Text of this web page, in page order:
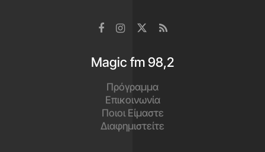
Magic fm 98,2
Πρόγραμμα
Επικοινωνία
Ποιοι Είμαστε
Διαφημιστείτε